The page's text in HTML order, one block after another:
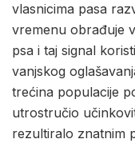
vlasnicima pasa
vremenu obrađuje
psa i taj signal
vanjskog
trećina populacije
utrostručio
rezultiralo znatnim